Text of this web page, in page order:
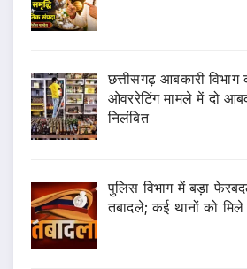
छत्तीसगढ़ आबकारी विभाग
ओवररेटिंग मामले में दो
निलंबित
पुलिस विभाग में बड़ा
तबादले; कई थानों को मिले